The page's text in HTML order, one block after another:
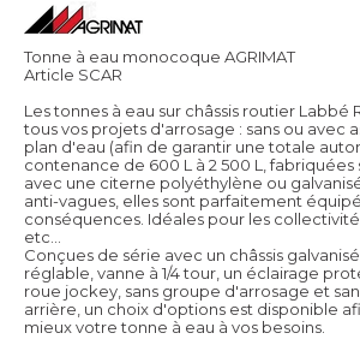
Tonne à eau monocoque AGRIMAT
Article SCAR
Les tonnes à eau sur châssis routier Labbé
tous vos projets d'arrosage : sans ou avec
plan d'eau (afin de garantir une totale
contenance de 600 L à 2 500 L,
avec une citerne polyéthylène ou
anti-vagues, elles sont parfaitement
conséquences. Idéales pour les
etc...
Conçues de série avec un châssis
réglable, vanne à 1/4 tour, un éclairage
roue jockey, sans groupe d'arrosage et
arrière, un choix d'options est disponible
mieux votre tonne à eau à vos besoins.